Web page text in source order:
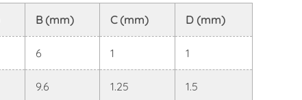
B (mm) C (mm) D (mm)
6 1 1
9.6 1.25 1.5